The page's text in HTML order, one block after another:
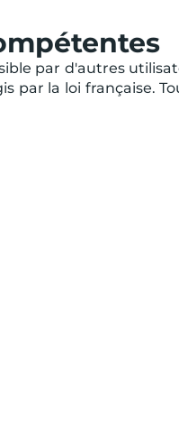
par d'autres
par la loi française.